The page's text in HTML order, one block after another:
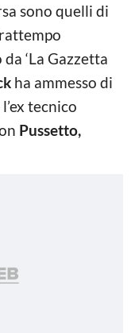
sono quelli di
‘La Gazzetta
ha ammesso di
tecnico
Pussetto,